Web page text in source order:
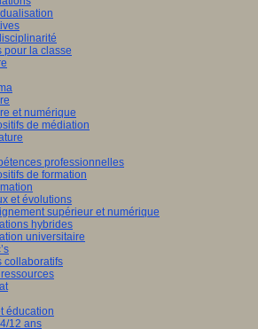
pour la classe
et numérique
de médiation
professionnelles
de formation
et évolutions
supérieur et numérique
hybrides
universitaire
collaboratifs
éducation
12 ans